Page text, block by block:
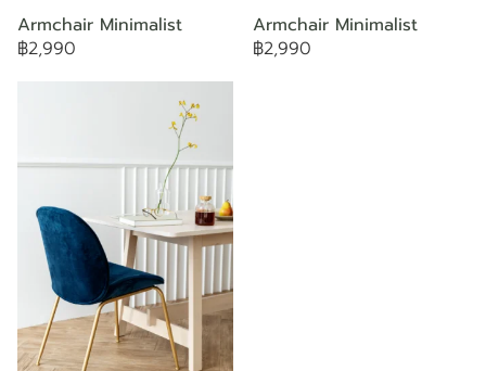
Armchair Minimalist
฿2,990
Armchair Minimalist
฿2,990